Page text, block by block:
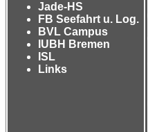
Jade-HS
FB Seefahrt u. Log.
BVL Campus
IUBH Bremen
ISL
Links